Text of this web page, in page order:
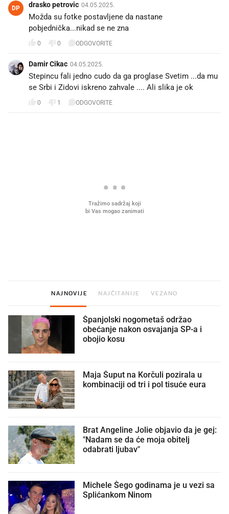
DP drasko petrovic 04.05.2025.
Možda su fotke postavljene da nastane
pobjednička...nikad se ne zna
0 0 ODGOVORITE
Damir Cikac 04.05.2025.
Stepincu fali jedno cudo da ga proglase Svetim ...da mu
se Srbi i Zidovi iskreno zahvale .... Ali slika je ok
0 1 ODGOVORITE
NAJNOVIJE NAJČITANIJE VEZANO
Španjolski nogometaš održao
obećanje nakon osvajanja SP-a i
obojio kosu
Maja Šuput na Korčuli pozirala u
kombinaciji od tri i pol tisuće eura
Brat Angeline Jolie objavio da je gej:
"Nadam se da će moja obitelj
odabrati ljubav"
Michele Šego godinama je u vezi sa
Splićankom Ninom